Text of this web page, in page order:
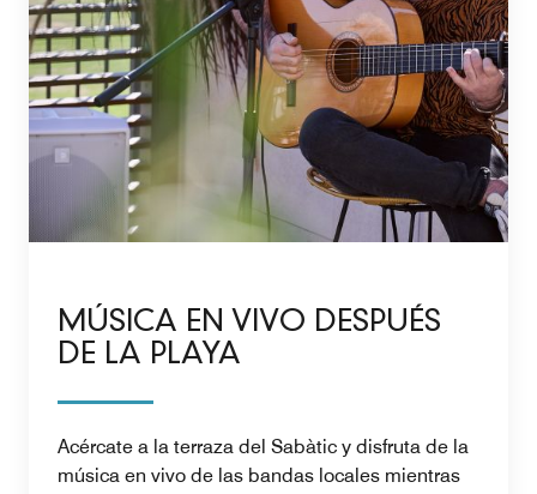
MÚSICA EN VIVO DESPUÉS
DE LA PLAYA
Acércate a la terraza del Sabàtic y disfruta de la
música en vivo de las bandas locales mientras